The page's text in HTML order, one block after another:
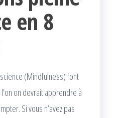
en 8
(Mindfulness) font
on devrait apprendre à
Si vous n’avez pas